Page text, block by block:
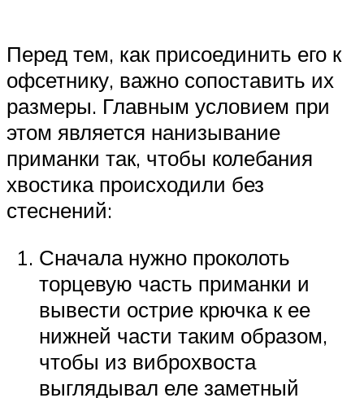
Перед тем, как присоединить его к
офсетнику, важно сопоставить их
размеры. Главным условием при
этом является нанизывание
приманки так, чтобы колебания
хвостика происходили без
стеснений:
Сначала нужно проколоть
торцевую часть приманки и
вывести острие крючка к ее
нижней части таким образом,
чтобы из виброхвоста
выглядывал еле заметный